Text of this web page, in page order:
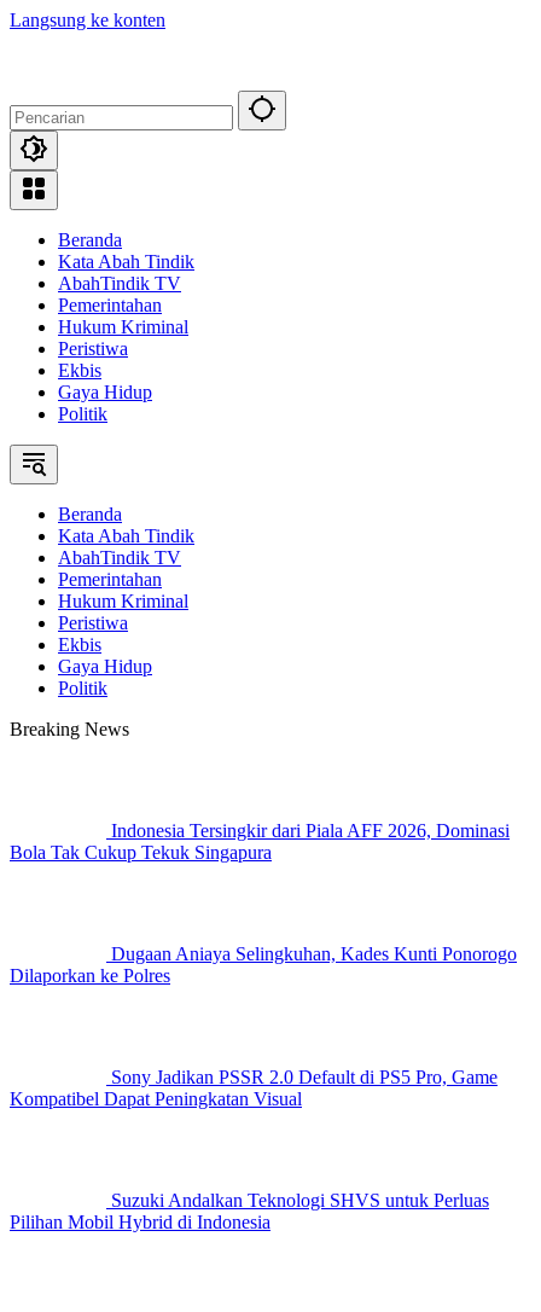
Langsung ke konten
Beranda
Kata Abah Tindik
AbahTindik TV
Pemerintahan
Hukum Kriminal
Peristiwa
Ekbis
Gaya Hidup
Politik
Beranda
Kata Abah Tindik
AbahTindik TV
Pemerintahan
Hukum Kriminal
Peristiwa
Ekbis
Gaya Hidup
Politik
Breaking News
Indonesia Tersingkir dari Piala AFF 2026, Dominasi
Bola Tak Cukup Tekuk Singapura
Dugaan Aniaya Selingkuhan, Kades Kunti Ponorogo
Dilaporkan ke Polres
Sony Jadikan PSSR 2.0 Default di PS5 Pro, Game
Kompatibel Dapat Peningkatan Visual
Suzuki Andalkan Teknologi SHVS untuk Perluas
Pilihan Mobil Hybrid di Indonesia